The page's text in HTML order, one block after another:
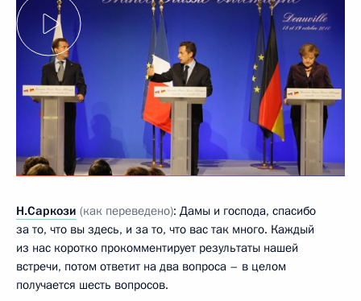
Н.Саркози (как переведено): Дамы и господа, спасибо
за то, что вы здесь, и за то, что вас так много. Каждый
из нас коротко прокомментирует результаты нашей
встречи, потом ответит на два вопроса – в целом
получается шесть вопросов.